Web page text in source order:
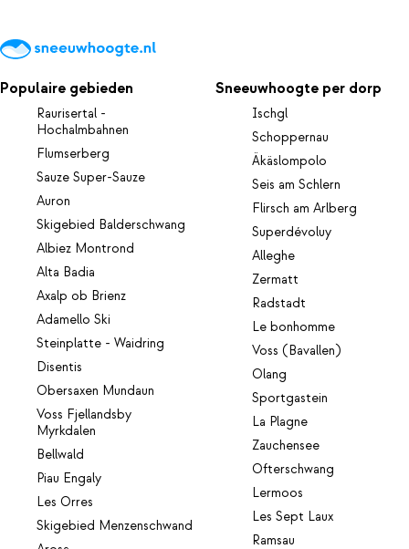
Populaire gebieden
Raurisertal -
Hochalmbahnen
Flumserberg
Sauze Super-Sauze
Auron
Skigebied Balderschwang
Albiez Montrond
Alta Badia
Axalp ob Brienz
Adamello Ski
Steinplatte - Waidring
Disentis
Obersaxen Mundaun
Voss Fjellandsby
Myrkdalen
Bellwald
Piau Engaly
Les Orres
Skigebied Menzenschwand
Sneeuwhoogte per dorp
Ischgl
Schoppernau
Äkäslompolo
Seis am Schlern
Flirsch am Arlberg
Superdévoluy
Alleghe
Zermatt
Radstadt
Le bonhomme
Voss (Bavallen)
Olang
Sportgastein
La Plagne
Zauchensee
Ofterschwang
Lermoos
Les Sept Laux
Ramsau